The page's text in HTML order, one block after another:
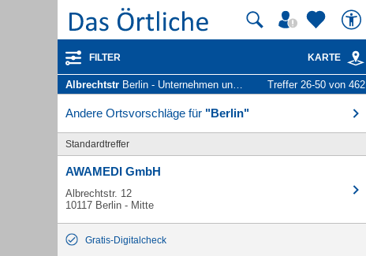
FILTER KARTE
Albrechtstr Berlin - Unternehmen und Personen Treffer 26-50 von 462
Andere Ortsvorschläge für "Berlin"
Standardtreffer
AWAMEDI GmbH
Albrechtstr. 12
10117 Berlin - Mitte
Gratis-Digitalcheck